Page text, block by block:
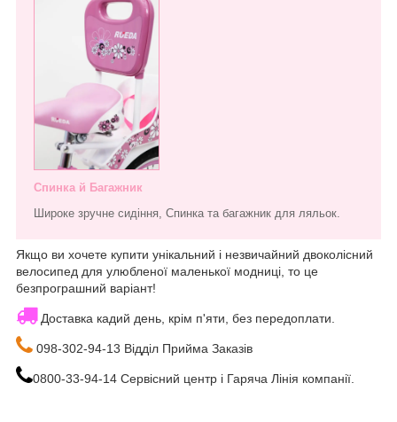
Спинка й Багажник
Широке зручне сидіння, Спинка та багажник для ляльок.
Якщо ви хочете купити унікальний і незвичайний двоколісний
велосипед для улюбленої маленької модниці, то це
безпрограшний варіант!
Доставка кадий день, крім п'яти, без передоплати.
098-302-94-13 Відділ Прийма Заказів
0800-33-94-14 Сервісний центр і Гаряча Лінія компанії.